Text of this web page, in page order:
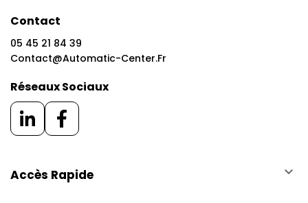
Contact
05 45 21 84 39
Contact@automatic-Center.fr
Réseaux Sociaux
Accès Rapide keyboard_arrow_down